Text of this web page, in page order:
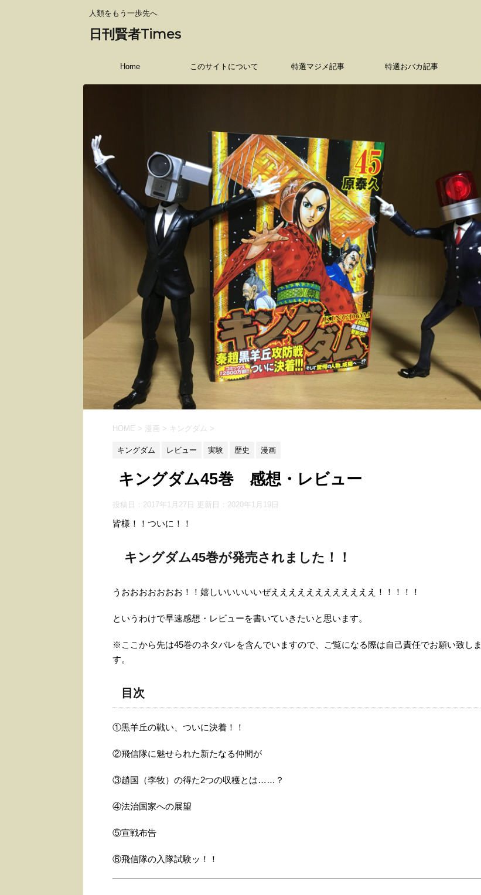
人類をもう一歩先へ
日刊賢者Times
Home このサイトについて 特選マジメ記事 特選おバカ記事
HOME > 漫画 > キングダム >
キングダム レビュー 実験 歴史 漫画
キングダム45巻 感想・レビュー
投稿日：2017年1月27日 更新日： 2020年1月19日
皆様！！ついに！！
キングダム45巻が発売されました！！
うおおおおおおお！！嬉しいいいいいぜええええええええええええ！！！！！
というわけで早速感想・レビューを書いていきたいと思います。
※ここから先は45巻のネタバレを含んでいますので、ご覧になる際は自己責任でお願い致しま
す。
目次
①黒羊丘の戦い、ついに決着！！
②飛信隊に魅せられた新たなる仲間が
③趙国（李牧）の得た2つの収穫とは……？
④法治国家への展望
⑤宣戦布告
⑥飛信隊の入隊試験ッ！！